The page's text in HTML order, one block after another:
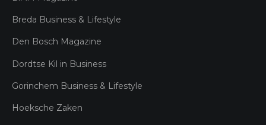
Breda Business & Lifestyle
Den Bosch Magazine
Dordtse Kil in Business
Gorinchem Business & Lifestyle
Hoeksche Zaken